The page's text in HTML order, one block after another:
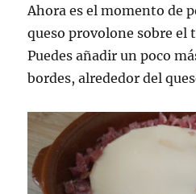
Ahora es el momento de
queso provolone sobre el
Puedes añadir un poco
bordes, alrededor del